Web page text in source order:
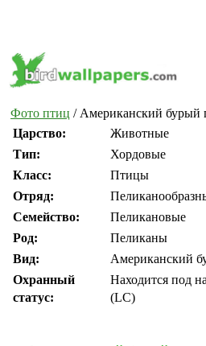
Фото птиц / Американский бурый
Царство:
Животные
Тип:
Хордовые
Класс:
Птицы
Отряд:
Семейство:
Пеликановые
Род:
Пеликаны
Вид:
Американский
Охранный
статус:
Находится под
(LC)